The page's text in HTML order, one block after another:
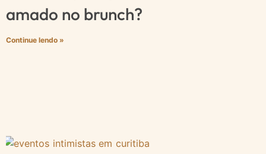
amado no brunch?
Continue lendo »